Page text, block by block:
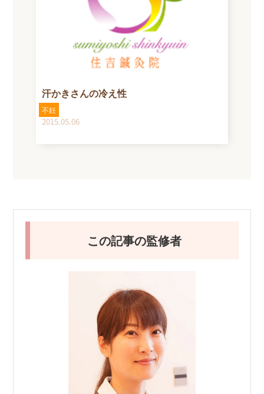
汗かきさんの冷え性
不妊
2015.05.06
この記事の監修者